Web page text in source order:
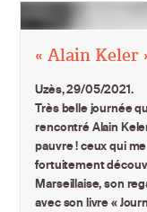
« Alain Keler
Uzès, 29/05/2021.
Très belle journée
rencontré Alain
pauvre ! ceux qui
fortuitement
Marseillaise, son
avec son livre «